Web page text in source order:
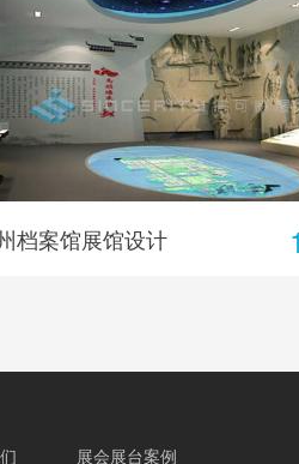
啤酒主题体验展览馆
展会展台案例